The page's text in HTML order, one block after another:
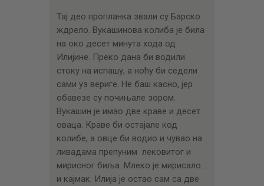
Тај део пропланка звали су Барско
ждрело. Вукашинова колиба је била
на око десет минута хода од
Илијине. Преко дана би водили
стоку на испашу, а ноћу би седели
сами уз вериге. Не баш касно, јер
обавезе су почињале зором.
Вукашин је имао две краве и десет
оваца. Краве би остајале код
колибе, а овце би водио и чувао на
ливадама препуним лековитог и
мирисног биља. Млеко је мирисало…
и кајмак. Илија је остао сам са две